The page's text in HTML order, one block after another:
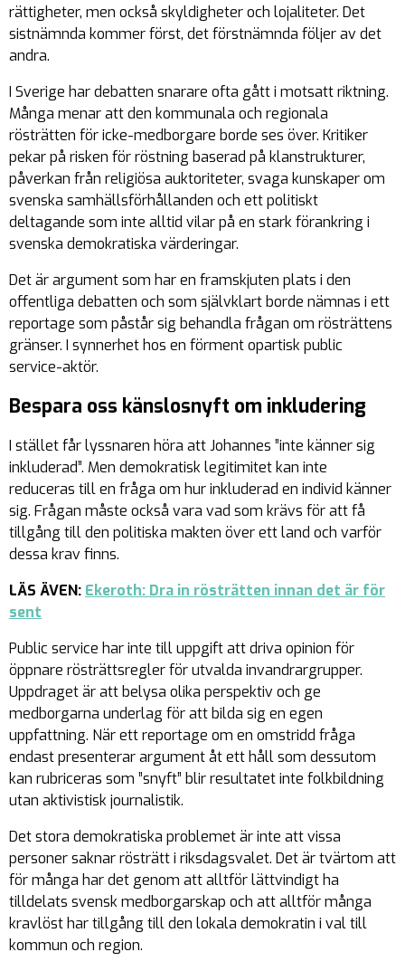
rättigheter, men också skyldigheter och lojaliteter. Det
sistnämnda kommer först, det förstnämnda följer av det
andra.
I Sverige har debatten snarare ofta gått i motsatt riktning.
Många menar att den kommunala och regionala
rösträtten för icke-medborgare borde ses över. Kritiker
pekar på risken för röstning baserad på klanstrukturer,
påverkan från religiösa auktoriteter, svaga kunskaper om
svenska samhällsförhållanden och ett politiskt
deltagande som inte alltid vilar på en stark förankring i
svenska demokratiska värderingar.
Det är argument som har en framskjuten plats i den
offentliga debatten och som självklart borde nämnas i ett
reportage som påstår sig behandla frågan om rösträttens
gränser. I synnerhet hos en förment opartisk public
service-aktör.
Bespara oss känslosnyft om inkludering
I stället får lyssnaren höra att Johannes ”inte känner sig
inkluderad”. Men demokratisk legitimitet kan inte
reduceras till en fråga om hur inkluderad en individ känner
sig. Frågan måste också vara vad som krävs för att få
tillgång till den politiska makten över ett land och varför
dessa krav finns.
LÄS ÄVEN: Ekeroth: Dra in rösträtten innan det är för
sent
Public service har inte till uppgift att driva opinion för
öppnare rösträttsregler för utvalda invandrargrupper.
Uppdraget är att belysa olika perspektiv och ge
medborgarna underlag för att bilda sig en egen
uppfattning. När ett reportage om en omstridd fråga
endast presenterar argument åt ett håll som dessutom
kan rubriceras som ”snyft” blir resultatet inte folkbildning
utan aktivistisk journalistik.
Det stora demokratiska problemet är inte att vissa
personer saknar rösträtt i riksdagsvalet. Det är tvärtom att
för många har det genom att alltför lättvindigt ha
tilldelats svensk medborgarskap och att alltför många
kravlöst har tillgång till den lokala demokratin i val till
kommun och region.